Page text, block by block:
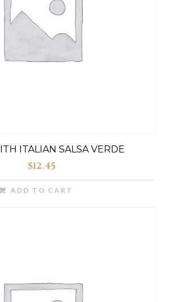
ITALIAN SALSA VERDE
$12.45
ADD TO CART